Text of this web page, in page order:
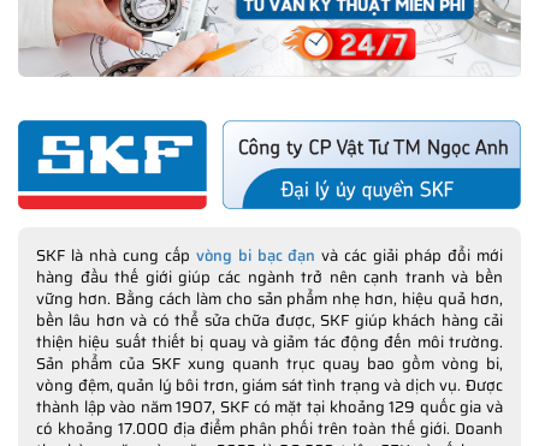
SKF là nhà cung cấp vòng bi bạc đạn và các giải pháp đổi mới
hàng đầu thế giới giúp các ngành trở nên cạnh tranh và bền
vững hơn. Bằng cách làm cho sản phẩm nhẹ hơn, hiệu quả hơn,
bền lâu hơn và có thể sửa chữa được, SKF giúp khách hàng cải
thiện hiệu suất thiết bị quay và giảm tác động đến môi trường.
Sản phẩm của SKF xung quanh trục quay bao gồm vòng bi,
vòng đệm, quản lý bôi trơn, giám sát tình trạng và dịch vụ. Được
thành lập vào năm 1907, SKF có mặt tại khoảng 129 quốc gia và
có khoảng 17.000 địa điểm phân phối trên toàn thế giới. Doanh